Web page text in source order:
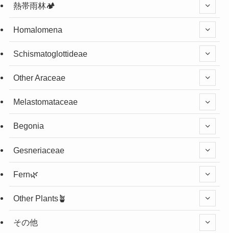
熱帯雨林🏕️
Homalomena
Schismatoglottideae
Other Araceae
Melastomataceae
Begonia
Gesneriaceae
Fern🌿
Other Plants🪴
その他